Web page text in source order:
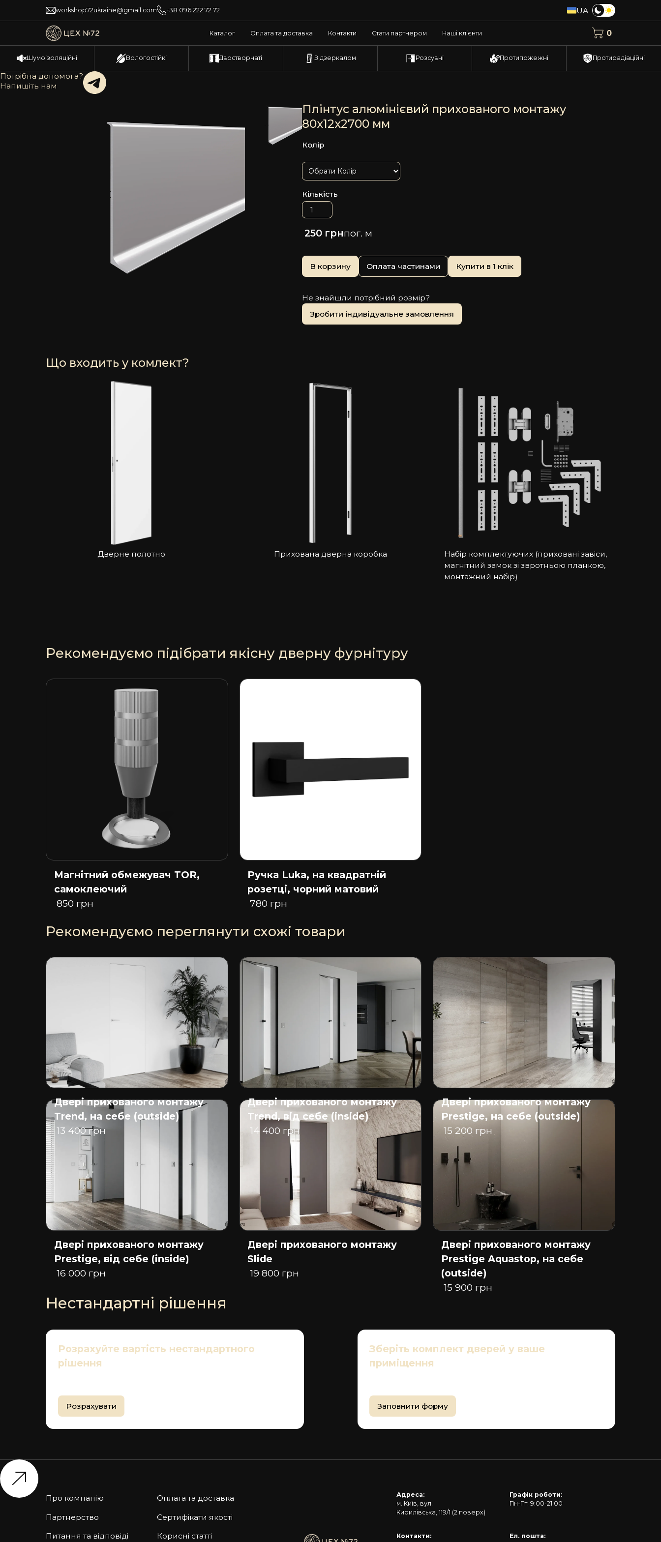
workshop72ukraine@gmail.com +38 096 222 72 72 UA
Каталог Оплата та доставка Контакти Стати партнером Наші клієнти 0
Шумоізоляційні Вологостійкі Двостворчаті З дзеркалом Розсувні Протипожежні Протирадіаційні
Потрібна допомога?
Напишіть нам
Плінтус алюмінієвий прихованого монтажу
80х12х2700 мм
Колір
Кількість
250 грнпог. м
Оплата частинами Купити в 1 клік
Не знайшли потрібний розмір?
Зробити індивідуальне замовлення
Що входить у комлект?
Дверне полотно Прихована дверна коробка
Набір комплектуючих (приховані завіси,
магнітний замок зі звротньою планкою,
монтажний набір)
Рекомендуємо підібрати якісну дверну фурнітуру
Магнітний обмежувач TOR,
самоклеючий
850 грн
Ручка Luka, на квадратній
розетці, чорний матовий
780 грн
Рекомендуємо переглянути схожі товари
Двері прихованого монтажу
Trend, на себе (outside)
13 400 грн
Двері прихованого монтажу
Trend, від себе (inside)
14 400 грн
Двері прихованого монтажу
Prestige, на себе (outside)
15 200 грн
Двері прихованого монтажу
Prestige, від себе (inside)
16 000 грн
Двері прихованого монтажу
Slide
19 800 грн
Двері прихованого монтажу
Prestige Aquastop, на себе
(outside)
15 900 грн
Нестандартні рішення
Розрахуйте вартість нестандартного
рішення
Розрахувати
Зберіть комплект дверей у ваше
приміщення
Заповнити форму
Про компанію Оплата та доставка
Партнерство Сертифікати якості
Питання та відповіді Корисні статті
Адреса:
м. Київ, вул.
Кирилівська, 119/1 (2 поверх)
Графік роботи:
Пн-Пт: 9:00-21:00
Контакти:
Ел. пошта: